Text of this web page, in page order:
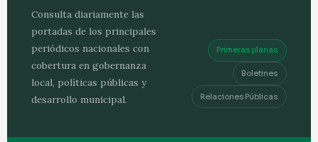
Consulta diariamente las
portadas de los principales
periódicos nacionales con
cobertura en gobernanza
local, políticas públicas y
desarrollo municipal.
Primeras planas
Boletines
Relaciones Públicas